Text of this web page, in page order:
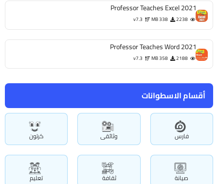
أقسام الاسطوانات
فارس وثائقى كرتون
صيانة ثقافة تعليم
Professor Teaches Excel 2021
2238
338 MB
v7.3
Professor Teaches Word 2021
2188
358 MB
v7.3